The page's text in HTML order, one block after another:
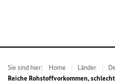
Sie sind hier: Home Länder
Reiche Rohstoffvorkommen,